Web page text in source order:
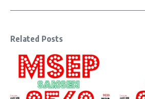
Related Posts